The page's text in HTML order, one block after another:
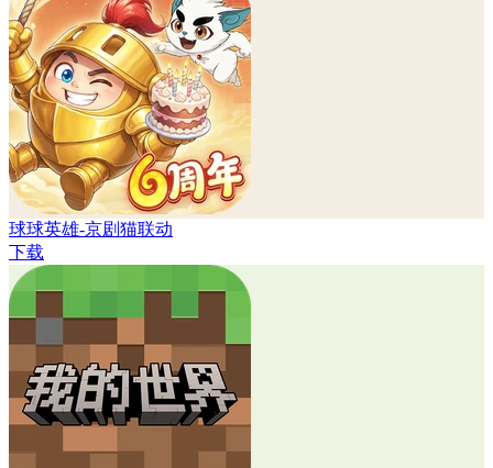
球球英雄-京剧猫联动
下载